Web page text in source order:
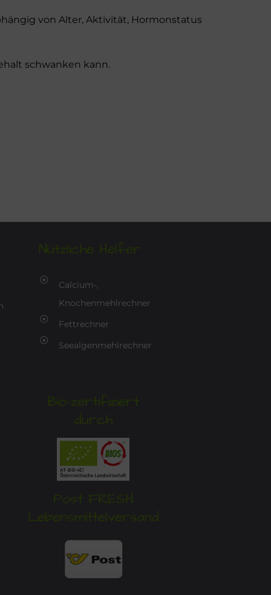
von Alter, Aktivität, Hormonstatus
schwanken kann.
Nützliche Helfer
Calcium-,
Knochenmehlrechner
Fettrechner
Seealgenmehlrechner
Bio-zertifiziert
durch
Post FRESH
Lebensmittelversand